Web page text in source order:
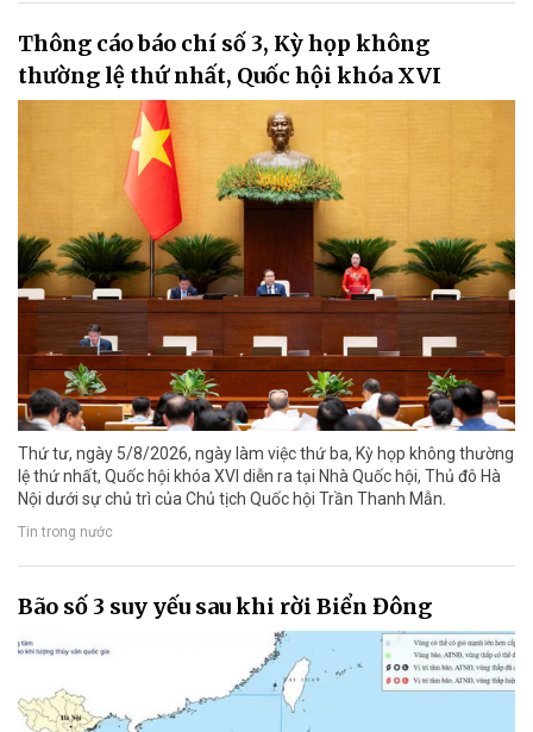
Thông cáo báo chí số 3, Kỳ họp không
thường lệ thứ nhất, Quốc hội khóa XVI
Thứ tư, ngày 5/8/2026, ngày làm việc thứ ba, Kỳ họp không thường
lệ thứ nhất, Quốc hội khóa XVI diễn ra tại Nhà Quốc hội, Thủ đô Hà
Nội dưới sự chủ trì của Chủ tịch Quốc hội Trần Thanh Mẫn.
Tin trong nước
Bão số 3 suy yếu sau khi rời Biển Đông